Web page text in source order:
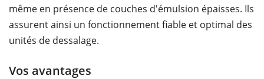
même en présence de couches d'émulsion épaisses. Ils
assurent ainsi un fonctionnement fiable et optimal des
unités de dessalage.
Vos avantages